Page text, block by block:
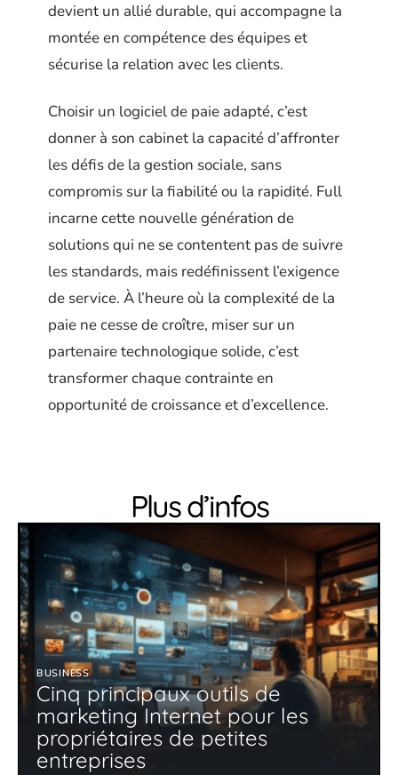
devient un allié durable, qui accompagne la
montée en compétence des équipes et
sécurise la relation avec les clients.
Choisir un logiciel de paie adapté, c’est
donner à son cabinet la capacité d’affronter
les défis de la gestion sociale, sans
compromis sur la fiabilité ou la rapidité. Full
incarne cette nouvelle génération de
solutions qui ne se contentent pas de suivre
les standards, mais redéfinissent l’exigence
de service. À l’heure où la complexité de la
paie ne cesse de croître, miser sur un
partenaire technologique solide, c’est
transformer chaque contrainte en
opportunité de croissance et d’excellence.
Plus d’infos
BUSINESS
Cinq principaux outils de
marketing Internet pour les
propriétaires de petites
entreprises